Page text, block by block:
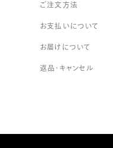
ご注文方法
お支払いについて
お届けについて
返品・キャンセル